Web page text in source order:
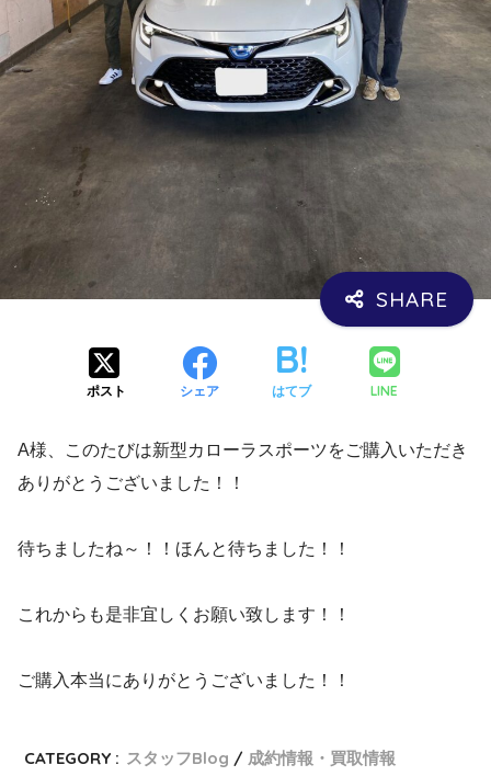
ポスト シェア はてブ LINE
A様、このたびは新型カローラスポーツをご購入いただき
ありがとうございました！！
待ちましたね～！！ほんと待ちました！！
これからも是非宜しくお願い致します！！
ご購入本当にありがとうございました！！
CATEGORY : スタッフBlog 成約情報・買取情報